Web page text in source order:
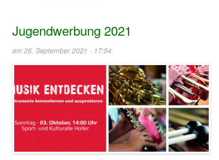
Jugendwerbung 2021
am 26. September 2021 - 17:54